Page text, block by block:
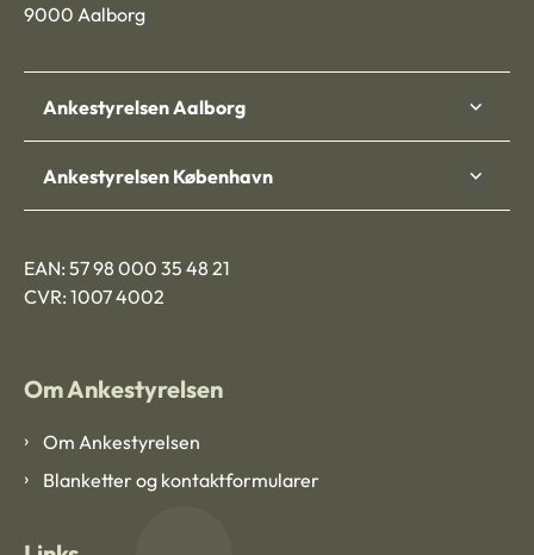
9000 Aalborg
Ankestyrelsen Aalborg
Ankestyrelsen København
EAN: 57 98 000 35 48 21
CVR: 1007 4002
Om Ankestyrelsen
Om Ankestyrelsen
Blanketter og kontaktformularer